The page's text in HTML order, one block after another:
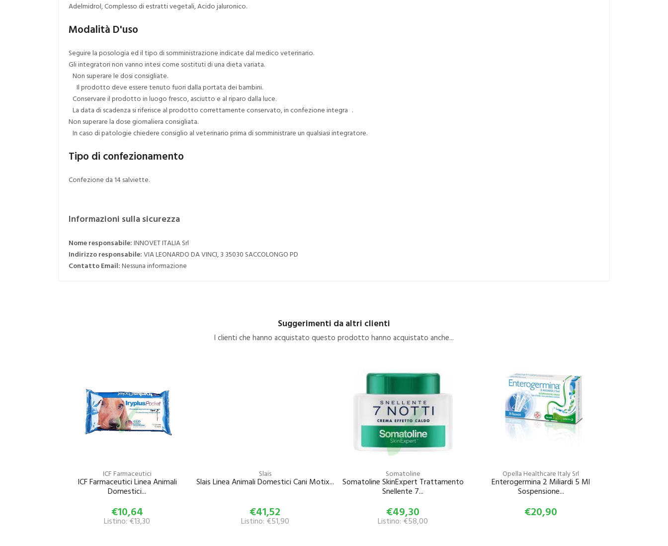
Adelmidrol, Complesso di estratti vegetali, Acido jaluronico.
Modalità D'uso
Seguire la posologia ed il tipo di somministrazione indicate dal medico veterinario.
Gli integratori non vanno intesi come sostituti di una dieta variata.
Non superare le dosi consigliate.
Il prodotto deve essere tenuto fuori dalla portata dei bambini.
Conservare il prodotto in luogo fresco, asciutto e al riparo dalla luce.
La data di scadenza si riferisce al prodotto correttamente conservato, in confezione integra .
Non superare la dose giornaliera consigliata.
In caso di patologie chiedere consiglio al veterinario prima di somministrare un qualsiasi integratore.
Tipo di confezionamento
Confezione da 14 salviette.
Informazioni sulla sicurezza
Nome responsabile:INNOVET ITALIA Srl
Indirizzo responsabile:VIA LEONARDO DA VINCI, 3 35030 SACCOLONGO PD
Contatto Email:Nessuna informazione
Suggerimenti da altri clienti
I clienti che hanno acquistato questo prodotto hanno acquistato anche...
ICF Farmaceutici
ICF Farmaceutici Linea Animali
Domestici...
€10,64
Listino: €13,30
Slais
Slais Linea Animali Domestici Cani Motix...
€41,52
Listino: €51,90
Somatoline
Somatoline SkinExpert Trattamento
Snellente 7...
€49,30
Listino: €58,00
Opella Healthcare Italy Srl
Enterogermina 2 Miliardi 5 Ml
Sospensione...
€20,90